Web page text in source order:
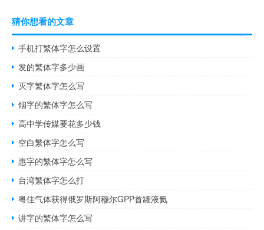
猜你想看的文章
手机打繁体字怎么设置
发的繁体字多少画
灭字繁体字怎么写
烟字的繁体字怎么写
高中学传媒要花多少钱
空白繁体字怎么写
惠字的繁体字怎么写
台湾繁体字怎么打
粤佳气体获得俄罗斯阿穆尔GPP首罐液氦
讲字的繁体字怎么写